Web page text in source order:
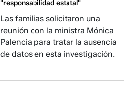
"responsabilidad estatal"
Las familias solicitaron una
reunión con la ministra Mónica
Palencia para tratar la ausencia
de datos en esta investigación.